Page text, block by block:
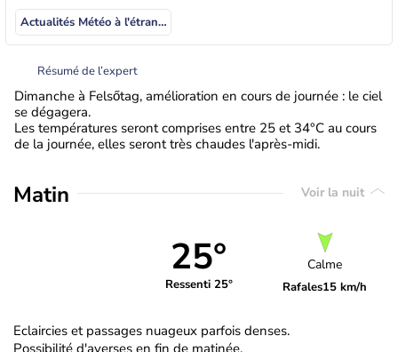
Actualités Météo à l'étranger
Résumé de l’expert
Dimanche à Felsőtag, amélioration en cours de journée : le ciel
se dégagera.
Les températures seront comprises entre 25 et 34°C au cours
de la journée, elles seront très chaudes l'après-midi.
Matin Voir la nuit
25°
Ressenti 25°
Calme
Rafales15 km/h
Eclaircies et passages nuageux parfois denses.
Possibilité d'averses en fin de matinée.